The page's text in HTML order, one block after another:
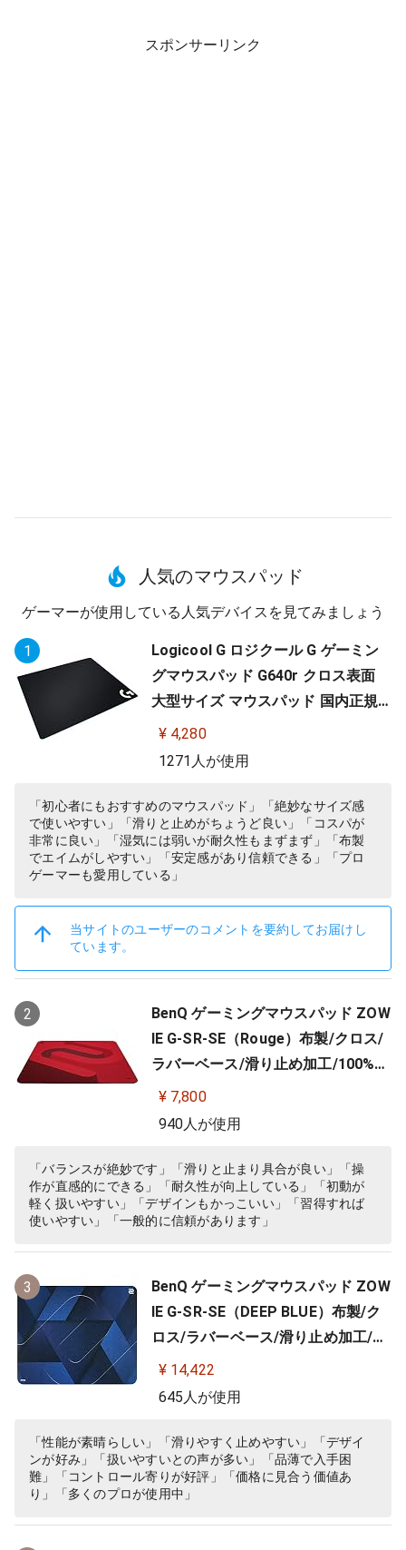
スポンサーリンク
人気のマウスパッド
ゲーマーが使用している人気デバイスを見てみましょう
1
Logicool G ロジクール G ゲーミン
グマウスパッド G640r クロス表面
大型サイズ マウスパッド 国内正規
品
¥ 4,280
1271人が使用
「初心者にもおすすめのマウスパッド」「絶妙なサイズ感
で使いやすい」「滑りと止めがちょうど良い」「コスパが
非常に良い」「湿気には弱いが耐久性もまずまず」「布製
でエイムがしやすい」「安定感があり信頼できる」「プロ
ゲーマーも愛用している」
当サイトのユーザーのコメントを要約してお届けし
ています。
2
BenQ ゲーミングマウスパッド ZOW
IE G-SR-SE（Rouge）布製/クロス/
ラバーベース/滑り止め加工/100%フ
ルフラット/3.5mm
¥ 7,800
940人が使用
「バランスが絶妙です」「滑りと止まり具合が良い」「操
作が直感的にできる」「耐久性が向上している」「初動が
軽く扱いやすい」「デザインもかっこいい」「習得すれば
使いやすい」「一般的に信頼があります」
3
BenQ ゲーミングマウスパッド ZOW
IE G-SR-SE（DEEP BLUE）布製/ク
ロス/ラバーベース/滑り止め加工/10
0%フルフラット/3.5ｍｍ
¥ 14,422
645人が使用
「性能が素晴らしい」「滑りやすく止めやすい」「デザイ
ンが好み」「扱いやすいとの声が多い」「品薄で入手困
難」「コントロール寄りが好評」「価格に見合う価値あ
り」「多くのプロが使用中」